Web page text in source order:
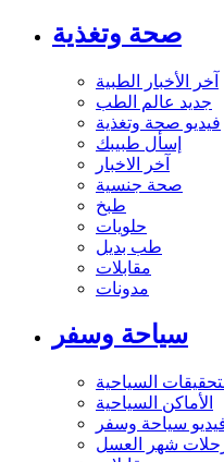
صحة وتغذية
آخر الأخبار الطبية
جديد عالم الطب
فيديو صحة وتغذية
إسأل طبيبك
آخر الاخبار
صحة جنسية
طبخ
حلويات
طب بديل
مقابلات
مدونات
سياحة وسفر
السياحية
الأماكن السياحية
سياحة وسفر
شهر العسل